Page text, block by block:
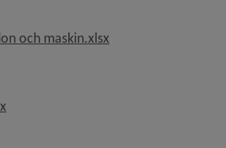
och maskin.xlsx, 16.9 kB, öppnas i
, 15.7 kB, öppnas i nytt fönster.